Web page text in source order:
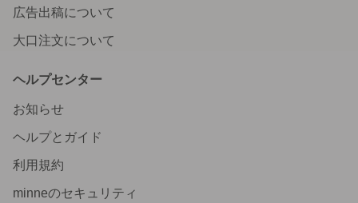
広告出稿について
大口注文について
ヘルプセンター
お知らせ
ヘルプとガイド
利用規約
minneのセキュリティ